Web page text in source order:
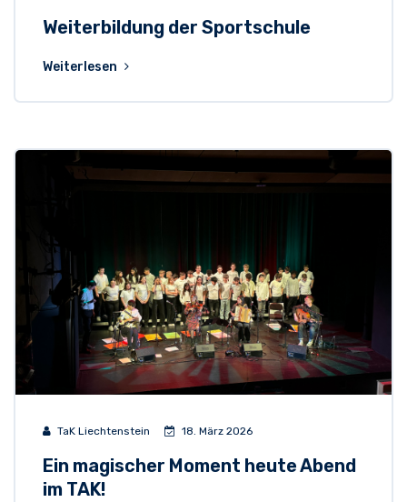
Weiterbildung der Sportschule
Weiterlesen
TaK Liechtenstein 18. März 2026
Ein magischer Moment heute Abend
im TAK!